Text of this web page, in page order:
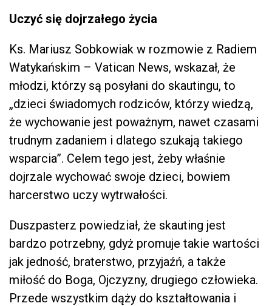
Uczyć się dojrzałego życia
Ks. Mariusz Sobkowiak w rozmowie z Radiem
Watykańskim – Vatican News, wskazał, że
młodzi, którzy są posyłani do skautingu, to
„dzieci świadomych rodziców, którzy wiedzą,
że wychowanie jest poważnym, nawet czasami
trudnym zadaniem i dlatego szukają takiego
wsparcia”. Celem tego jest, żeby właśnie
dojrzale wychować swoje dzieci, bowiem
harcerstwo uczy wytrwałości.
Duszpasterz powiedział, że skauting jest
bardzo potrzebny, gdyż promuje takie wartości
jak jedność, braterstwo, przyjaźń, a także
miłość do Boga, Ojczyzny, drugiego człowieka.
Przede wszystkim dąży do kształtowania i